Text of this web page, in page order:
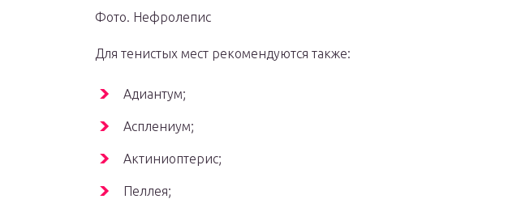
Фото. Нефролепис
Для тенистых мест рекомендуются также:
Адиантум;
Асплениум;
Актиниоптерис;
Пеллея;